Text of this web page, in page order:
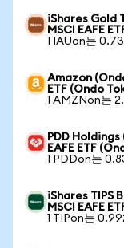
iShares Gold
MSCI EAFE
1 IAUon는
Amazon
ETF (Ondo
1 AMZNon는
PDD
EAFE ETF
1 PDDon는
iShares TIPS
MSCI EAFE
1 TIPon는